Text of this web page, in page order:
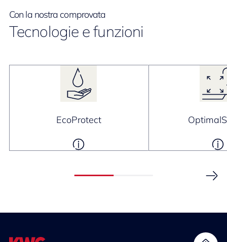
Con la nostra comprovata
Tecnologie e funzioni
EcoProtect